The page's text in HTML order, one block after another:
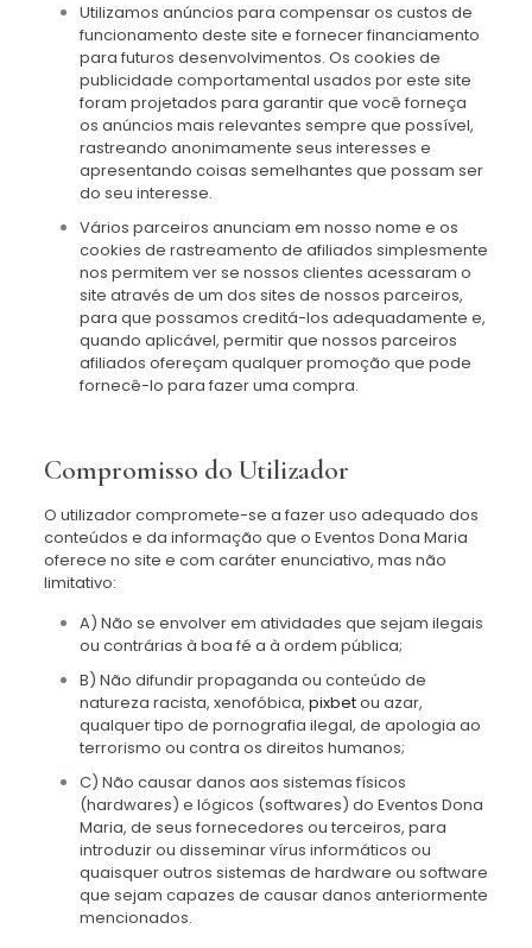
Utilizamos anúncios para compensar os custos de
funcionamento deste site e fornecer financiamento
para futuros desenvolvimentos. Os cookies de
publicidade comportamental usados ​​por este site
foram projetados para garantir que você forneça
os anúncios mais relevantes sempre que possível,
rastreando anonimamente seus interesses e
apresentando coisas semelhantes que possam ser
do seu interesse.
Vários parceiros anunciam em nosso nome e os
cookies de rastreamento de afiliados simplesmente
nos permitem ver se nossos clientes acessaram o
site através de um dos sites de nossos parceiros,
para que possamos creditá-los adequadamente e,
quando aplicável, permitir que nossos parceiros
afiliados ofereçam qualquer promoção que pode
fornecê-lo para fazer uma compra.
Compromisso do Utilizador
O utilizador compromete-se a fazer uso adequado dos
conteúdos e da informação que o Eventos Dona Maria
oferece no site e com caráter enunciativo, mas não
limitativo:
A) Não se envolver em atividades que sejam ilegais
ou contrárias à boa fé a à ordem pública;
B) Não difundir propaganda ou conteúdo de
natureza racista, xenofóbica, pixbetou azar,
qualquer tipo de pornografia ilegal, de apologia ao
terrorismo ou contra os direitos humanos;
C) Não causar danos aos sistemas físicos
(hardwares) e lógicos (softwares) do Eventos Dona
Maria, de seus fornecedores ou terceiros, para
introduzir ou disseminar vírus informáticos ou
quaisquer outros sistemas de hardware ou software
que sejam capazes de causar danos anteriormente
mencionados.